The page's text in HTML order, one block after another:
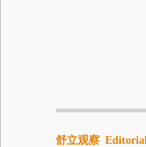
舒立观察